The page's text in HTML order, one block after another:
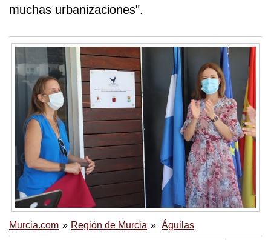
muchas urbanizaciones".
Murcia.com Región de Murcia Águilas